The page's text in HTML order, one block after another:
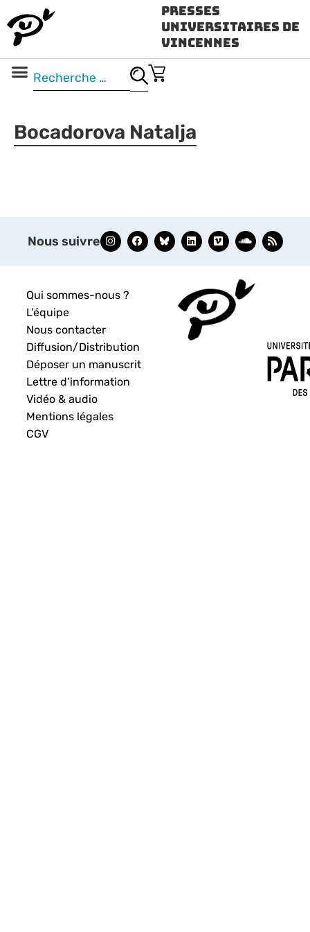
Presses
Universitaires de
Vincennes
Bocadorova Natalja
Nous suivre
Qui sommes-nous ?
L’équipe
Nous contacter
Diffusion/Distribution
Déposer un manuscrit
Lettre d’information
Vidéo & audio
Mentions légales
CGV